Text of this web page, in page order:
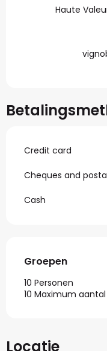
Haute
Credit card
Cheques and
Cash
Groepen
Groepen
10 Personen
10 Maximum
Locatie